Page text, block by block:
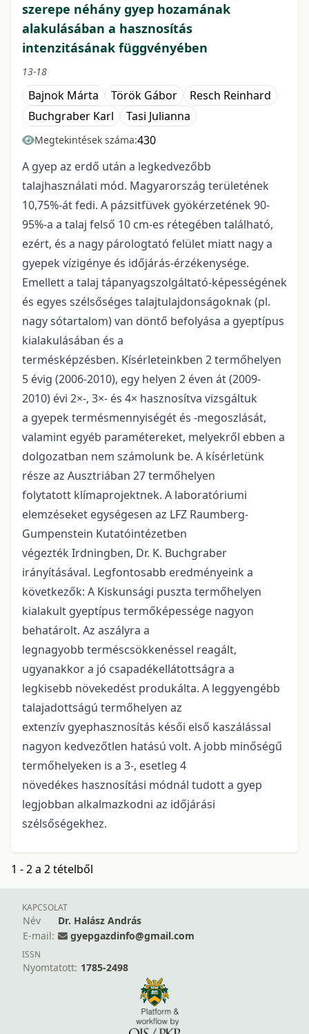
szerepe néhány gyep hozamának
alakulásában a hasznosítás
intenzitásának függvényében
13-18
Bajnok Márta Török Gábor
Resch Reinhard
Buchgraber Karl
Tasi Julianna
Megtekintések száma:430
A gyep az erdő után a legkedvezőbb
talajhasználati mód. Magyarország területének
10,75%-át fedi. A pázsitfüvek gyökérzetének 90-
95%-a a talaj felső 10 cm-es rétegében található,
ezért, és a nagy párologtató felület miatt nagy a
gyepek vízigénye és időjárás-érzékenysége.
Emellett a talaj tápanyagszolgáltató-képességének
és egyes szélsőséges talajtulajdonságoknak (pl.
nagy sótartalom) van döntő befolyása a gyeptípus
kialakulásában és a
termésképzésben. Kísérleteinkben 2 termőhelyen
5 évig (2006-2010), egy helyen 2 éven át (2009-
2010) évi 2×-, 3×- és 4× hasznosítva vizsgáltuk
a gyepek termésmennyiségét és -megoszlását,
valamint egyéb paramétereket, melyekről ebben a
dolgozatban nem számolunk be. A kísérletünk
része az Ausztriában 27 termőhelyen
folytatott klímaprojektnek. A laboratóriumi
elemzéseket egységesen az LFZ Raumberg-
Gumpenstein Kutatóintézetben
végezték Irdningben, Dr. K. Buchgraber
irányításával. Legfontosabb eredményeink a
következők: A Kiskunsági puszta termőhelyen
kialakult gyeptípus termőképessége nagyon
behatárolt. Az aszályra a
legnagyobb terméscsökkenéssel reagált,
ugyanakkor a jó csapadékellátottságra a
legkisebb növekedést produkálta. A leggyengébb
talajadottságú termőhelyen az
extenzív gyephasznosítás késői első kaszálással
nagyon kedvezőtlen hatású volt. A jobb minőségű
termőhelyeken is a 3-, esetleg 4
növedékes hasznosítási módnál tudott a gyep
legjobban alkalmazkodni az időjárási
szélsőségekhez.
1 - 2 a 2 tételből
KAPCSOLAT
Név
Dr. Halász András
E-mail:
gyepgazdinfo@gmail.com
ISSN
Nyomtatott: 1785-2498